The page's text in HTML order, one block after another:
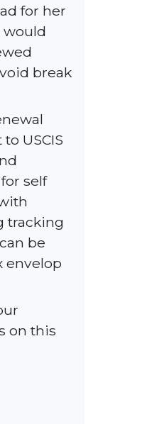
for her
break
USCIS
self
tracking
be
envelop
on this